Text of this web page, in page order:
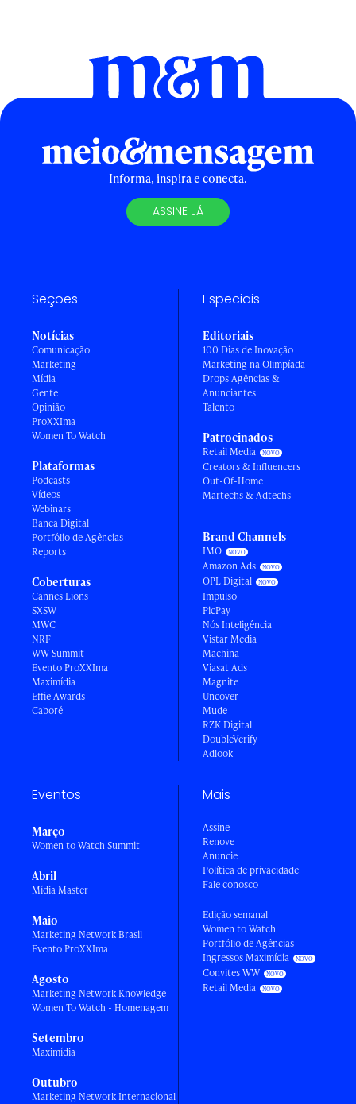
Informa, inspira e conecta.
ASSINE JÁ
Seções
Notícias
Comunicação
Marketing
Mídia
Gente
Opinião
ProXXIma
Women To Watch
Plataformas
Podcasts
Vídeos
Webinars
Banca Digital
Portfólio de Agências
Reports
Coberturas
Cannes Lions
SXSW
MWC
NRF
WW Summit
Evento ProXXIma
Maximídia
Effie Awards
Caboré
Especiais
Editoriais
100 Dias de Inovação
Marketing na Olimpíada
Drops Agências &
Anunciantes
Talento
Patrocinados
Retail Media
Creators & Influencers
Out-Of-Home
Martechs & Adtechs
Brand Channels
IMO
Amazon Ads
OPL Digital
Impulso
PicPay
Nós Inteligência
Vistar Media
Machina
Viasat Ads
Magnite
Uncover
Mude
RZK Digital
DoubleVerify
Adlook
Eventos
Março
Women to Watch Summit
Abril
Mídia Master
Maio
Marketing Network Brasil
Evento ProXXIma
Agosto
Marketing Network Knowledge
Women To Watch - Homenagem
Setembro
Maximídia
Outubro
Marketing Network Internacional
Mais
Assine
Renove
Anuncie
Política de privacidade
Fale conosco
Edição semanal
Women to Watch
Portfólio de Agências
Ingressos Maximídia
Convites WW
Retail Media